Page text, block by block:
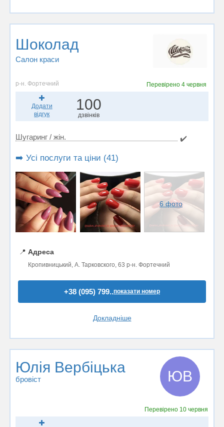
Шоколад
Салон краси
р-н. Фортечний Перевірено 4 червня
Додати
відгук
100
дзвінків
Шугаринг / жін. ✔️
➡️ Усі послуги та ціни (41)
6 фото
📍 Адреса
Кропивницький, А. Тарковского, 63 р-н. Фортечний
+38 (095) 799..показати номер
Докладніше
Юлія Вербіцька
бровіст ЮВ
Перевірено 10 червня